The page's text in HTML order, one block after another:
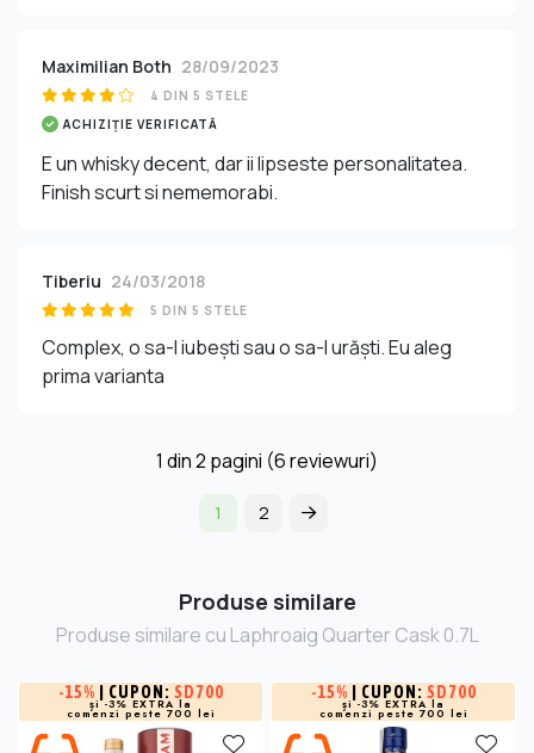
Maximilian Both 28/09/2023
4 DIN 5 STELE
ACHIZIȚIE VERIFICATĂ
E un whisky decent, dar ii lipseste personalitatea.
Finish scurt si nememorabi.
Tiberiu 24/03/2018
5 DIN 5 STELE
Complex, o sa-l iubești sau o sa-l urăști. Eu aleg
prima varianta
1 din2 pagini (6 reviewuri)
1 2
Produse similare
Produse similare cu Laphroaig Quarter Cask 0.7L
-15% | CUPON: SD700
și -3% EXTRA la
comenzi peste 700 lei
-15% | CUPON: SD700
și -3% EXTRA la
comenzi peste 700 lei